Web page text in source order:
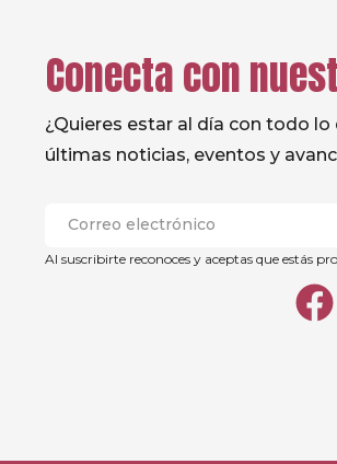
Conecta con
¿Quieres estar al día con todo
últimas noticias, eventos y
Al suscribirte reconoces y aceptas que estás